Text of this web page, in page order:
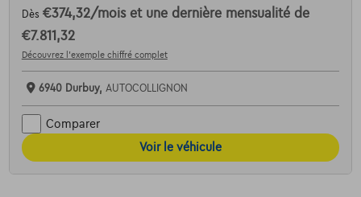
Dès €374,32/mois et une dernière mensualité de
€7.811,32
Découvrez l’exemple chiffré complet
6940 Durbuy, AUTOCOLLIGNON
Comparer
Voir le véhicule